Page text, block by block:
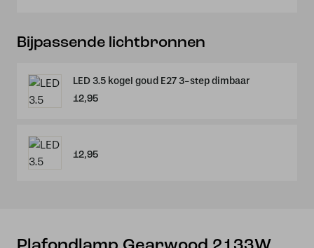
Bijpassende lichtbronnen
LED 3.5 kogel goud E27 3-step dimbaar
12,95
12,95